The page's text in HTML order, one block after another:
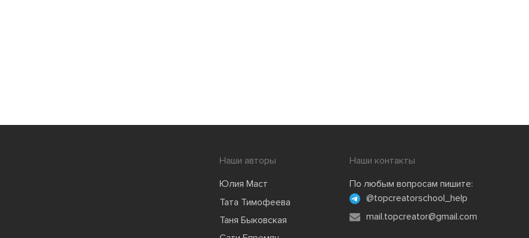
Наши авторы
Юлия Маст
Тата Тимофеева
Таня Быковская
Наши контакты
По любым вопросам пишите:
@topcreatorschool_help
mail.topcreator@gmail.com